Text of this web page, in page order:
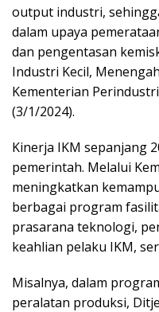
output industri,
dalam upaya
dan pengentasan
Industri Kecil,
Kementerian
(3/1/2024).
Kinerja IKM sepanjang
pemerintah. Melalui
meningkatkan
berbagai program
prasarana teknologi,
keahlian pelaku IKM,
Misalnya, dalam
peralatan produksi,